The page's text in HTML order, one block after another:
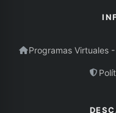
Programas Virtuales